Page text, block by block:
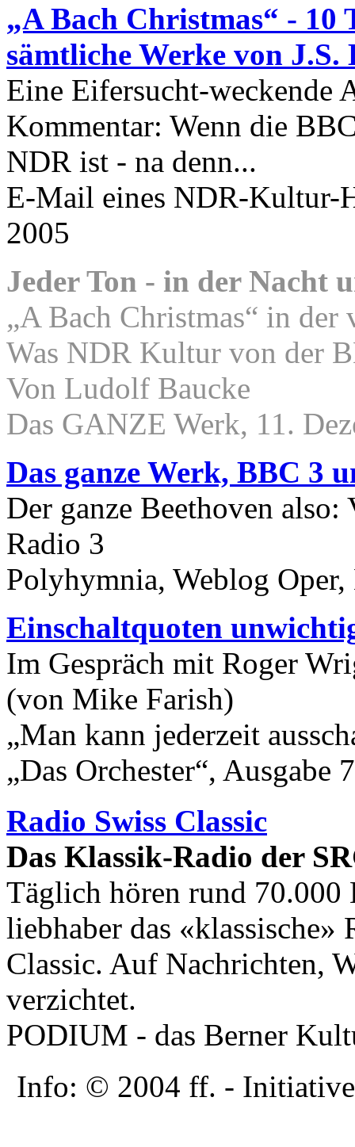
„A Bach Christmas“ -
sämtliche Werke von
Eine Eifersucht-weckende
Kommentar: Wenn die
NDR ist - na denn...
E-Mail eines NDR-Kultur-
2005
Jeder Ton - in der Nacht
„A Bach Christmas“ in
Was NDR Kultur von der
Von Ludolf Baucke
Das GANZE Werk, 11.
Das ganze Werk, BBC 3
Der ganze Beethoven
Radio 3
Polyhymnia, Weblog
Einschaltquoten
Im Gespräch mit Roger
(von Mike Farish)
„Man kann jederzeit
„Das Orchester“, Ausgabe
Radio Swiss Classic
Das Klassik-Radio der
Täglich hören rund
liebhaber das
Classic. Auf Nachrichten,
verzichtet.
PODIUM - das Berner
Info: © 2004 ff. -